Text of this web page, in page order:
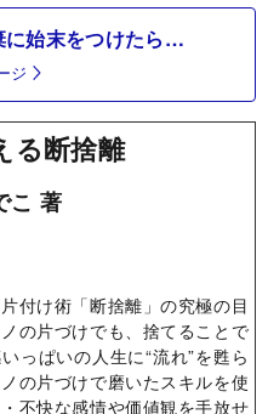
に始末をつけたら…
ジ
る断捨離
こ 著
付け術「断捨離」の究極の目
の片づけでも、捨てることで
っぱいの人生に“流れ”を甦ら
の片づけで磨いたスキルを使
不快な感情や価値観を手放せ